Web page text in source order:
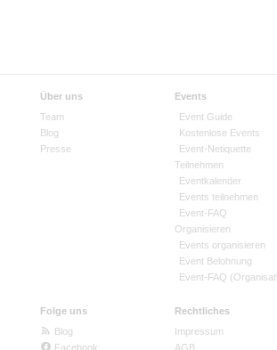
Über uns
Team
Blog
Presse
Events
Event Guide
Kostenlose Events
Event-Netiquette
Teilnehmen
Eventkalender
Events teilnehmen
Event-FAQ
Organisieren
Events organisieren
Event Belohnung
Event-FAQ
Folge uns
Blog
Facebook
Rechtliches
Impressum
AGB